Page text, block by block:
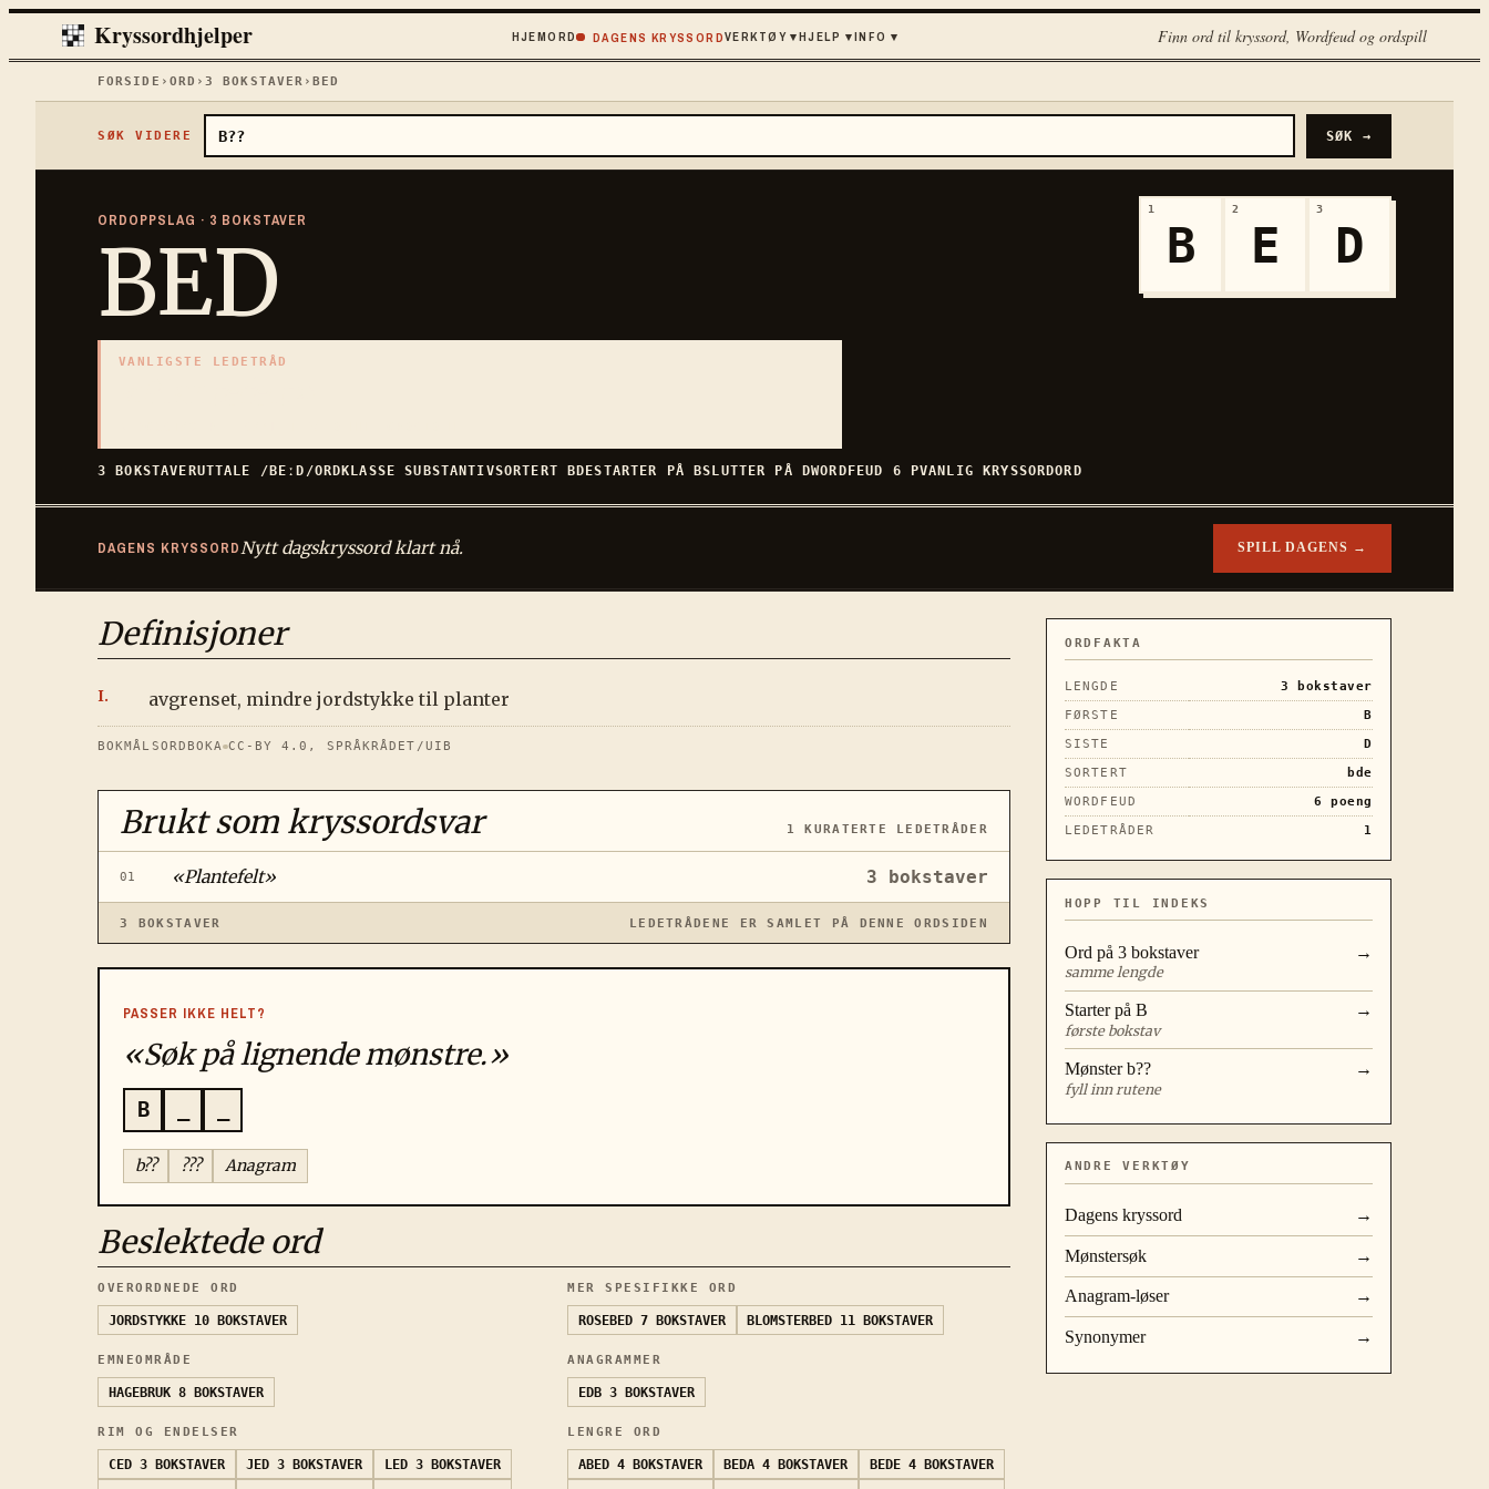
Kryssordhjelper HJEMORD DAGENS KRYSSORDVERKTØY▾HJELP ▾INFO ▾ Finn ord til kryssord, Wordfeud og ordspill
FORSIDE › ORD ›3 BOKSTAVER ›BED
SØK VIDERE SØK →
ORDOPPSLAG · 3 BOKSTAVER
BED
VANLIGSTE LEDETRÅD
3 BOKSTAVERUTTALE /BEːD/ORDKLASSESUBSTANTIVSORTERT BDESTARTER PÅ BSLUTTER PÅ DWORDFEUD 6 PVANLIG KRYSSORDORD
1
B
2
E
3
D
DAGENS KRYSSORDNytt dagskryssord klart nå. SPILL DAGENS →
Definisjoner
avgrenset, mindre jordstykke til planter
BOKMÅLSORDBOKA CC-BY 4.0, SPRÅKRÅDET/UIB
Brukt som kryssordsvar 1 KURATERTE LEDETRÅDER
01 «Plantefelt» 3 bokstaver
3 BOKSTAVER LEDETRÅDENE ER SAMLET PÅ DENNE ORDSIDEN
PASSER IKKE HELT?
«Søk på lignende mønstre.»
B
b?? ??? Anagram
Beslektede ord
OVERORDNEDE ORD
JORDSTYKKE 10 BOKSTAVER
MER SPESIFIKKE ORD
ROSEBED 7 BOKSTAVER BLOMSTERBED 11 BOKSTAVER
EMNEOMRÅDE
HAGEBRUK 8 BOKSTAVER
ANAGRAMMER
EDB 3 BOKSTAVER
RIM OG ENDELSER
CED 3 BOKSTAVER JED 3 BOKSTAVER LED 3 BOKSTAVER
LENGRE ORD
ABED 4 BOKSTAVER BEDA 4 BOKSTAVER BEDE 4 BOKSTAVER
ORDFAKTA
LENGDE 3
bokstaver
FØRSTE
B
SISTE
D
SORTERT
bde
WORDFEUD
6
poeng
LEDETRÅDER
1
HOPP TIL INDEKS
Ord på 3 bokstaver
samme lengde
→
Starter på B
første bokstav
→
Mønsterb??
fyll inn rutene
→
ANDRE VERKTØY
Dagens kryssord →
Mønstersøk →
Anagram-løser →
Synonymer →